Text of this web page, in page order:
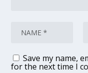
Save my name,
for the next time I